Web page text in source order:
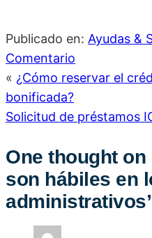
Publicado en: Ayudas &
Comentario
« ¿Cómo reservar el
bonificada?
Solicitud de préstamos
One thought on
son hábiles en
administrativos